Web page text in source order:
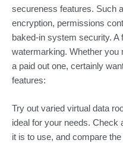
secureness features. Such
encryption, permissions
baked-in system security.
watermarking. Whether you
a paid out one, certainly
features:
Try out varied virtual data
ideal for your needs. Check
it is to use, and compare